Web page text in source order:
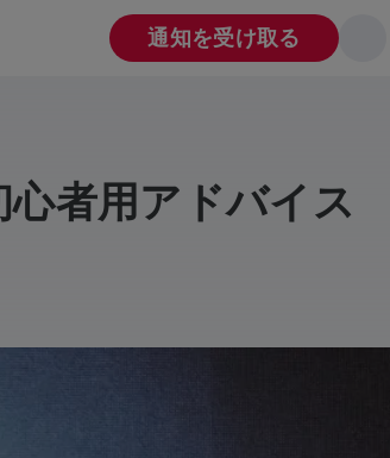
通知を受け取る
者用アドバイス